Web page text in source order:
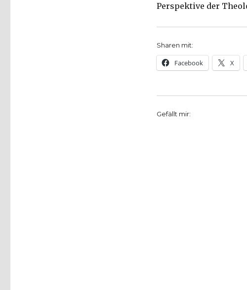
Perspektive der
Sharen mit:
Facebook X
Gefällt mir: